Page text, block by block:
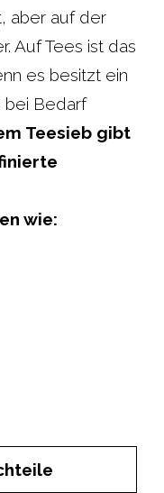
aber auf der
Auf Tees ist das
es besitzt ein
bei Bedarf
Teesieb gibt
wie: